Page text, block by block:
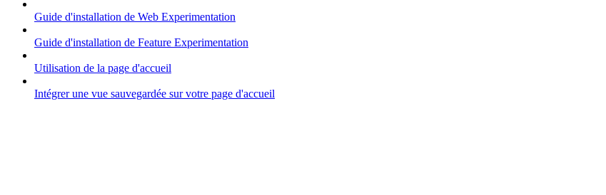
Guide d'installation de Web Experimentation
Guide d'installation de Feature Experimentation
Utilisation de la page d'accueil
Intégrer une vue sauvegardée sur votre page d'accueil